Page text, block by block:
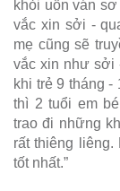
khỏi uốn ván
vắc xin sởi -
mẹ cũng sẽ
vắc xin như sởi
khi trẻ 9 tháng -
thì 2 tuổi em
trao đi những
rất thiêng
tốt nhất.”